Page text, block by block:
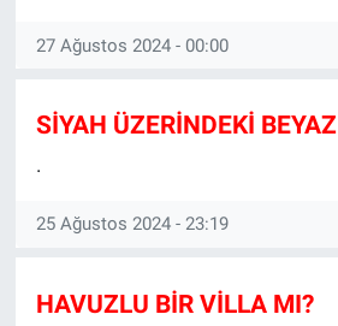
27 Ağustos 2024 - 00:00
SİYAH ÜZERİNDEKİ BEYAZ
.
25 Ağustos 2024 - 23:19
HAVUZLU BİR VİLLA MI?